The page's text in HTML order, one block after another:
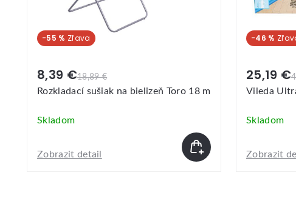
-55 %
18,89 €
8,39 €
Rozkladací sušiak na bielizeň Toro 18 m
Skladom
Zobrazit detail
-46 %
25,19 €
Vileda
Skladom
Zobrazit